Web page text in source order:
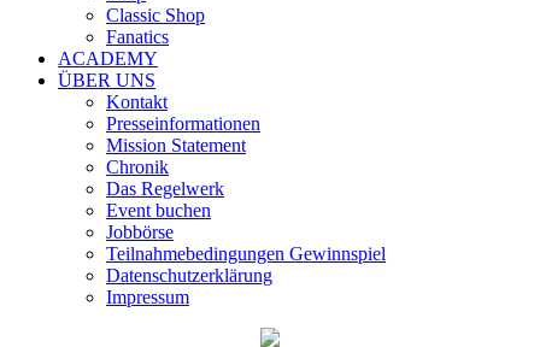
Classic Shop
Fanatics
ACADEMY
ÜBER UNS
Kontakt
Presseinformationen
Mission Statement
Chronik
Das Regelwerk
Event buchen
Jobbörse
Teilnahmebedingungen Gewinnspiel
Datenschutzerklärung
Impressum